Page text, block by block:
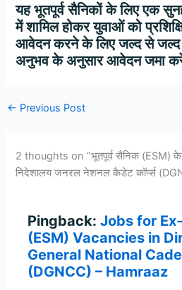
यह भूतपूर्व सैनिकों के लिए एक
में शामिल होकर युवाओं को
आवेदन करने के लिए जल्द से जल्द
अनुभव के अनुसार आवेदन जमा
← Previous Post
2 thoughts on “भूतपूर्व सैनिक (ESM) के
निदेशालय जनरल नेशनल कैडेट कॉर्प्स
Pingback:Jobs for
(ESM) Vacancies in
General National
(DGNCC) – Hamraaz